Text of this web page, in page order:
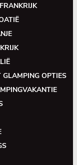
OPTIES